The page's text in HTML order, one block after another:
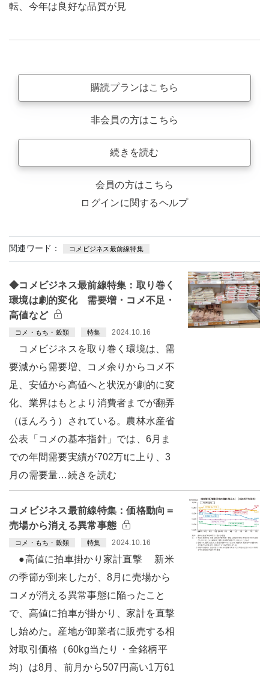
転、今年は良好な品質が見
購読プランはこちら
非会員の方はこちら
続きを読む
会員の方はこちら
ログインに関するヘルプ
関連ワード： コメビジネス最前線特集
◆コメビジネス最前線特集：取り巻く
環境は劇的変化 需要増・コメ不足・
高値など
コメ・もち・穀類 特集 2024.10.16
コメビジネスを取り巻く環境は、需
要減から需要増、コメ余りからコメ不
足、安値から高値へと状況が劇的に変
化、業界はもとより消費者までが翻弄
（ほんろう）されている。農林水産省
公表「コメの基本指針」では、6月ま
での年間需要実績が702万tに上り、3
月の需要量…続きを読む
コメビジネス最前線特集：価格動向＝
売場から消える異常事態
コメ・もち・穀類 特集 2024.10.16
●高値に拍車掛かり家計直撃 新米
の季節が到来したが、8月に売場から
コメが消える異常事態に陥ったこと
で、高値に拍車が掛かり、家計を直撃
し始めた。産地が卸業者に販売する相
対取引価格（60kg当たり・全銘柄平
均）は8月、前月から507円高い1万61